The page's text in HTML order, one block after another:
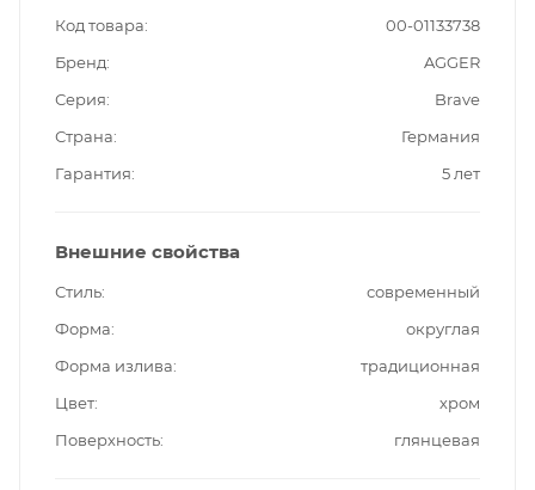
Код товара
00-01133738
Бренд
AGGER
Серия
Brave
Страна
Германия
Гарантия
5 лет
Внешние свойства
Стиль
современный
Форма
округлая
Форма излива
традиционная
Цвет
хром
Поверхность
глянцевая